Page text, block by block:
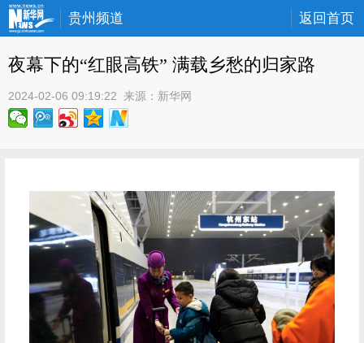
贵州频道 返回首页
夜幕下的“红眼高铁” 满载乡愁的归家路
2024-02-06 09:19:22 来源： 新华网